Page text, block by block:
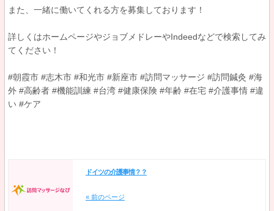
また、一緒に働いてくれる方を募集しております！
詳しくはホームページやジョブメドレーやIndeedなどで検索してみ
てください！
#朝霞市 #志木市 #和光市 #新座市 #訪問マッサージ #訪問鍼灸 #海
外 #高齢者 #機能訓練 #台湾 #健康保険 #年齢 #在宅 #介護事情 #違
い #ケア
ドイツの介護事情？？
« 前のページ